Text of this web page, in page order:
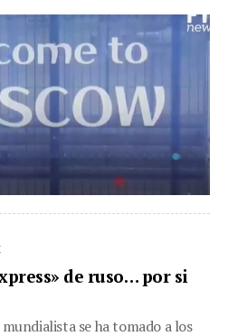
de ruso… por si
se ha tomado a los